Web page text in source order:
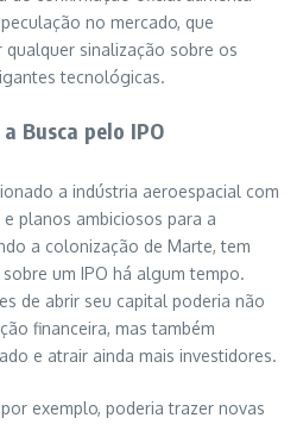
no mercado, que
sinalização sobre os
tecnológicas.
Busca pelo IPO
a indústria aeroespacial com
planos ambiciosos para a
a colonização de Marte, tem
um IPO há algum tempo.
de abrir seu capital poderia não
financeira, mas também
e atrair ainda mais investidores.
exemplo, poderia trazer novas